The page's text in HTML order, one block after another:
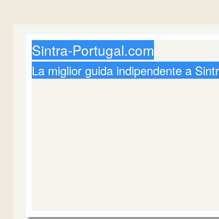
Sintra-Portugal.com
La miglior guida indipendente a